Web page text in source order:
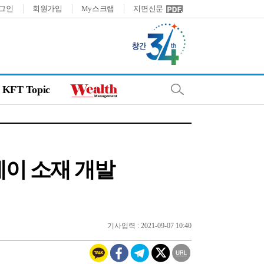
인 회원가입 My스크랩 지면신문
KFT Topic
소재 개발
기사입력 : 2021-09-07 10:40